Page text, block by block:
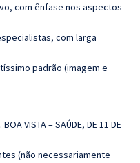
com ênfase nos aspectos
com larga
padrão (imagem e
VISTA – SAÚDE, DE 11 DE
(não necessariamente